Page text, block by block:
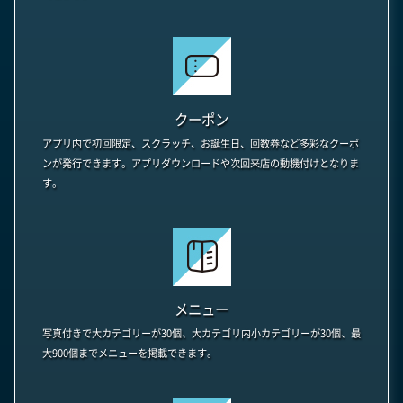
クーポン
アプリ内で初回限定、スクラッチ、お誕生日、回数券など多彩なクーポ
ンが発行できます。アプリダウンロードや次回来店の動機付けとなりま
す。
メニュー
写真付きで大カテゴリーが30個、大カテゴリ内小カテゴリーが30個、最
大900個までメニューを掲載できます。